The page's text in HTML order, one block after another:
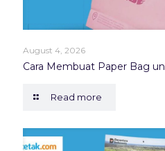
August 4, 2026
Cara Membuat Paper Bag
Read more